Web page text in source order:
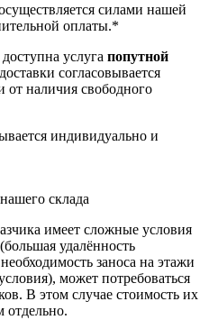
силами нашей
оплаты.*
услуга попутной
согласовывается
от наличия свободного
индивидуально и
склада
имеет сложные условия
удалённость
заноса на этажи
может потребоваться
В этом случае стоимость их
отдельно.